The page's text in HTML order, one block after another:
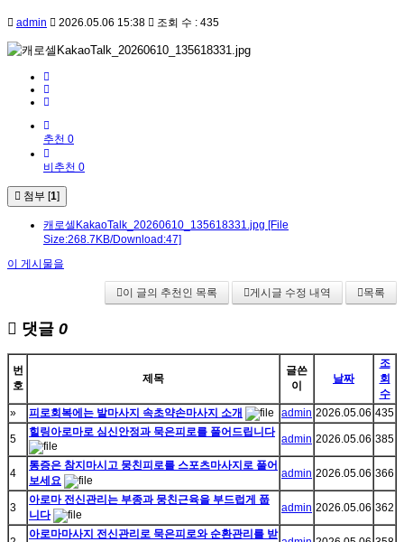
admin 2026.05.06 15:38 조회 수 : 435
추천 0
비추천 0
첨부 [1]
캐로셀KakaoTalk_20260610_135618331.jpg [File
Size:268.7KB/Download:47]
이 게시물을
이 글의 추천인 목록 게시글 수정 내역 목록
댓글 0
번
호
제목
글쓴
이
날짜
조
회
수
»
피로회복에는 발마사지 속초약손마사지 소개 admin 2026.05.06 435
5
힐링아로마로 심신안정과 묵은피로를 풀어드립니다
admin 2026.05.06 385
4
통증은 참지마시고 뭉친피로를 스포츠마사지로 풀어
보세요
admin 2026.05.06 366
3
아로마 전신관리는 부종과 뭉친근육을 부드럽게 풉
니다
admin 2026.05.06 362
아로마마사지 전신관리로 묵은피로와 순환관리를 받